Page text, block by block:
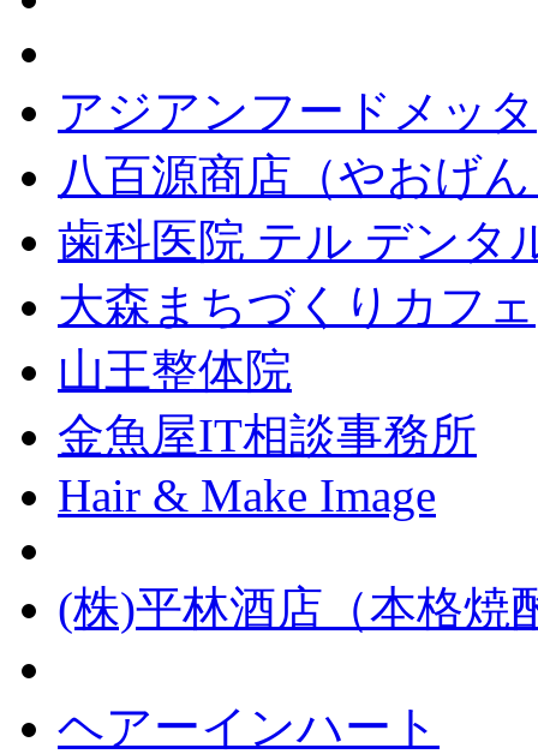
アジアンフードメッタ
八百源商店（やおげ
歯科医院 テル デンタ
大森まちづくりカフェ
山王整体院
金魚屋IT相談事務所
Hair & Make Image
(株)平林酒店（本格焼
ヘアーインハート